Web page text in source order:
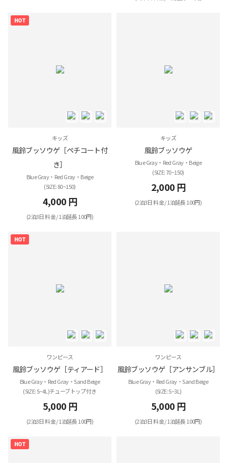
HOT
キッズ
風鈴ブッソウゲ［ペチコート付
き］
Blue Gray・Red Gray・Beige
(SIZE: 80~150)
4,000 円
(2泊3日 料金 / 1泊延長 100円)
キッズ
風鈴ブッソウゲ
Blue Gray・Red Gray・Beige
(SIZE: 70~150)
2,000 円
(2泊3日 料金 / 1泊延長 100円)
HOT
ワンピース
風鈴ブッソウゲ［ティアード］
Blue Gray・Red Gray・Sand Beige
(SIZE: S~4L)チューブトップ付き
5,000 円
(2泊3日 料金 / 1泊延長 100円)
ワンピース
風鈴ブッソウゲ［アンサンブル］
Blue Gray・Red Gray・Sand Beige
(SIZE: S~3L)
5,000 円
(2泊3日 料金 / 1泊延長 100円)
HOT